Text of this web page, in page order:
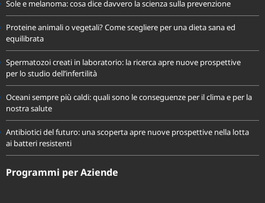
Proteine animali o vegetali? Come scegliere per una dieta sana ed
Spermatozoi creati in laboratorio: la ricerca apre nuove prospettive
Oceani sempre più caldi: quali sono le conseguenze per il clima e per la
Antibiotici del futuro: una scoperta apre nuove prospettive nella lotta